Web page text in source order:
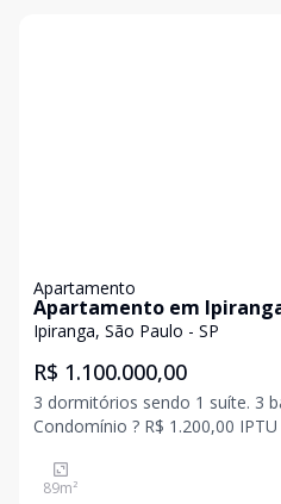
Apartamento
Apartamento em
Ipiranga, São Paulo - SP
R$ 1.100.000,00
3 dormitórios sendo 1 suíte. 3
Condomínio ? R$ 1.200,00 IPTU ? R$ 430,00 mês
89m²